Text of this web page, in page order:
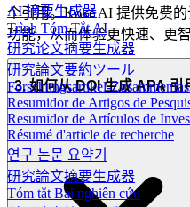
AI 摘要生成器
Trình Tóm Tắt AI
研究论文摘要生成器
研究論文要約ツール
Forschungsartikel-
Resumidor de Artigos de
Resumidor de Artículos de
Résumé d'article de recherche
연구 논문 요약기
研究論文摘要生成器
Tóm tắt Bài nghiên cứu
个引用。Koke AI 提供免费
功能，从而体验更快速、更
3. 如何从 DOI 生成 APA 引